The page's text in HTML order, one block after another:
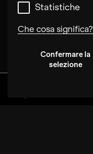
Statistiche
Che cosa significa?
Necessario
Confermare la
selezione